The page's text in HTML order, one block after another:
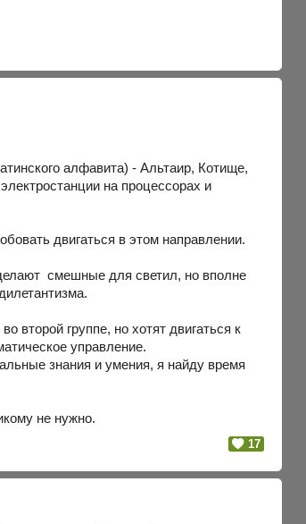
алфавита) - Альтаир, Котище,
на процессорах и
двигаться в этом направлении.
смешные для светил, но вполне
второй группе, но хотят двигаться к
управление.
знания и умения, я найду время
не нужно.
17